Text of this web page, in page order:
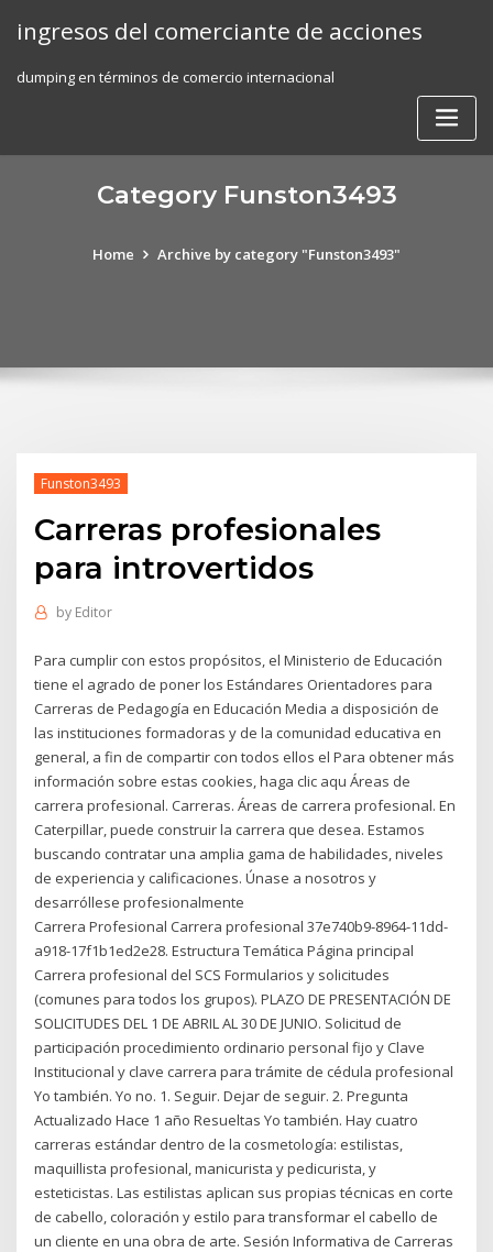
ingresos del comerciante de acciones
dumping en términos de comercio internacional
Category Funston3493
Home Archive by category "Funston3493"
Funston3493
Carreras profesionales
para introvertidos
by Editor
Para cumplir con estos propósitos, el Ministerio de Educación
tiene el agrado de poner los Estándares Orientadores para
Carreras de Pedagogía en Educación Media a disposición de
las instituciones formadoras y de la comunidad educativa en
general, a fin de compartir con todos ellos el Para obtener más
información sobre estas cookies, haga clic aqu Áreas de
carrera profesional. Carreras. Áreas de carrera profesional. En
Caterpillar, puede construir la carrera que desea. Estamos
buscando contratar una amplia gama de habilidades, niveles
de experiencia y calificaciones. Únase a nosotros y
desarróllese profesionalmente
Carrera Profesional Carrera profesional 37e740b9-8964-11dd-
a918-17f1b1ed2e28. Estructura Temática Página principal
Carrera profesional del SCS Formularios y solicitudes
(comunes para todos los grupos). PLAZO DE PRESENTACIÓN DE
SOLICITUDES DEL 1 DE ABRIL AL 30 DE JUNIO. Solicitud de
participación procedimiento ordinario personal fijo y Clave
Institucional y clave carrera para trámite de cédula profesional
Yo también. Yo no. 1. Seguir. Dejar de seguir. 2. Pregunta
Actualizado Hace 1 año Resueltas Yo también. Hay cuatro
carreras estándar dentro de la cosmetología: estilistas,
maquillista profesional, manicurista y pedicurista, y
esteticistas. Las estilistas aplican sus propias técnicas en corte
de cabello, coloración y estilo para transformar el cabello de
un cliente en una obra de arte. Sesión Informativa de Carreras